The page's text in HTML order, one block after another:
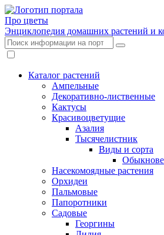
Про цветы
Энциклопедия домашних растений и
Каталог растений
Ампельные
Декоративно-лиственные
Кактусы
Красивоцветущие
Азалия
Тысячелистник
Виды и сорта
Насекомоядные растения
Орхидеи
Пальмовые
Папоротники
Садовые
Георгины